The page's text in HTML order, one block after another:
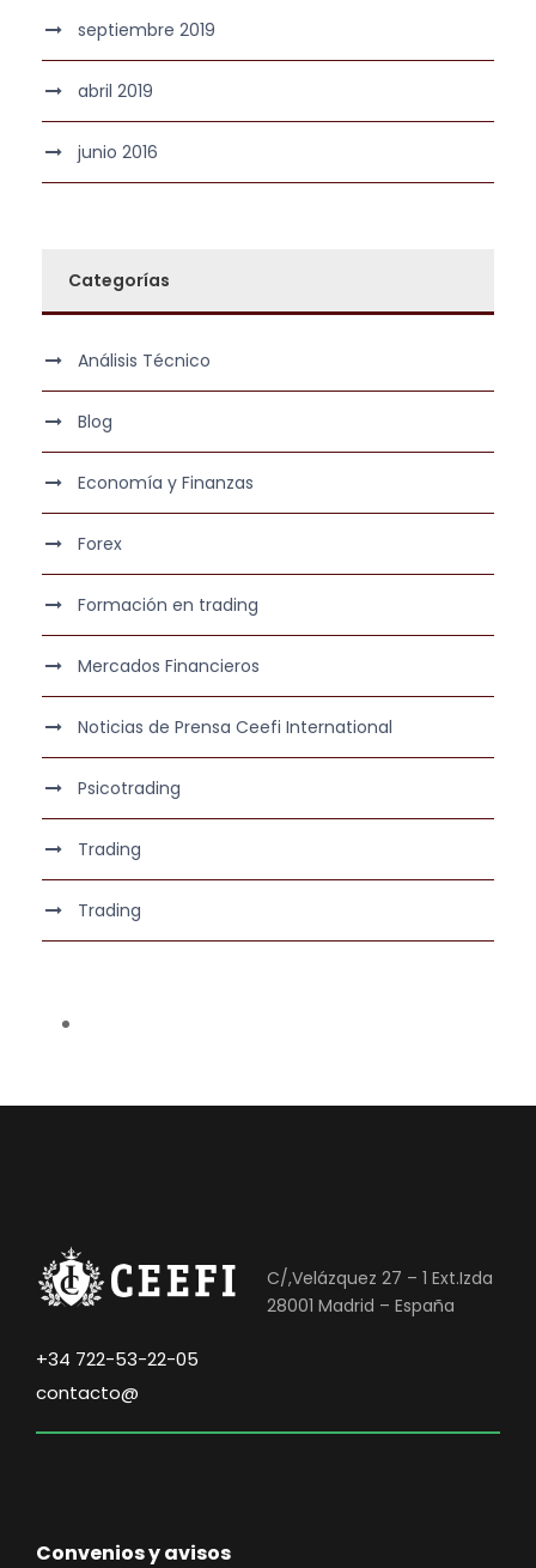
septiembre 2019
abril 2019
junio 2016
Categorías
Análisis Técnico
Blog
Economía y Finanzas
Forex
Formación en trading
Mercados Financieros
Noticias de Prensa Ceefi International
Psicotrading
Trading
Trading
C/,Velázquez 27 – 1 Ext.Izda
28001 Madrid – España
+34 722-53-22-05
contacto@
Convenios y avisos